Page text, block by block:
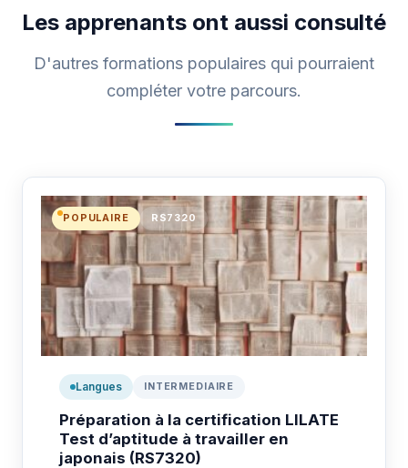
Les apprenants ont aussi consulté
D'autres formations populaires qui pourraient
compléter votre parcours.
POPULAIRE RS7320
Langues INTERMEDIAIRE
Préparation à la certification LILATE
Test d’aptitude à travailler en
japonais (RS7320)